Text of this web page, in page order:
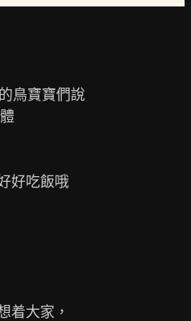
鳥寶寶們說
好吃飯哦
着大家，